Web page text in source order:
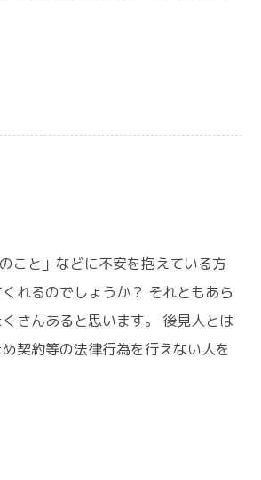
こと」などに不安を抱えている方
れるのでしょうか？ それともあら
さんあると思います。 後見人とは
契約等の法律行為を行えない人を